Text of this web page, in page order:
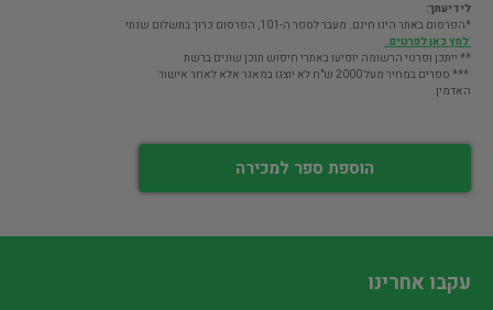
לידיעתך:
*הפרסום באתר הינו חינם. מעבר לספר ה-101, הפרסום כרוך בתשלום שנתי
לחץ כאן לפרטים.
** ייתכן ופרטי הרשומה יופיעו באתרי חיפוש תוכן שונים ברשת
*** ספרים במחיר מעל 2000 ש"ח לא יוצגו במאגר אלא לאחר אישור
האדמין.
הוספת ספר למכירה
עקבו אחרינו